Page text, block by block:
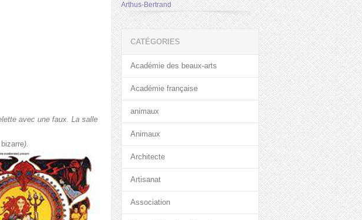
avec une faux. La salle
).
Arthus-Bertrand
CATÉGORIES
Académie des beaux-arts
Académie française
animaux
Animaux
Architecte
Artisanat
Association